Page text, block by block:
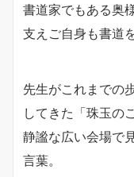
書道家でもある奥
支えご自身も書道
先生がこれまでの
してきた「珠玉の
静謐な広い会場で
言葉。